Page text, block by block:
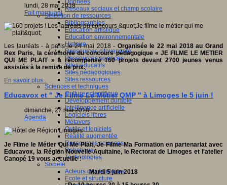
Données
Réseaux sociaux et champ scolaire
Sélection de ressources
Bibliographies
Education artistique
Education environnementale
Histoire
Ressources citoyenneté
Ressources sciences
Sites éducatifs
Sites pédagogiques
Sites ressources
Sciences et techniques
Culture scientifique
Développement durable
Intelligence artificielle
Logiciels libres
Métavers
Outils et logiciels
Réalité augmentée
Ressources sciences
Robotique
Technologies
Société
Acteurs des territoires
Ecole et structure
lundi, 28 mai 2018
Fait marquant
Les lauréats - à paris le 24 mai 2018 - Organisée le 22 mai 2018 au Grand
Rex Paris, la cérémonie du concours pédagogique « JE FILME LE METIER
QUI ME PLAIT » a récompensé 160 projets devant 2700 jeunes venus
assistés à la remise de prix.
En savoir plus...
Educavox et " Je Filme Le Métier QMP " à Limoges le 5 juin !
dimanche, 27 mai 2018
Agenda
Je Filme le Métier Qui Me Plait, Je Filme Ma Formation en partenariat avec
Educavox, la Région Nouvelle-Aquitaine, le Rectorat de Limoges et l'atelier
Canopé 19 vous accueille :
Mardi 5 juin 2018